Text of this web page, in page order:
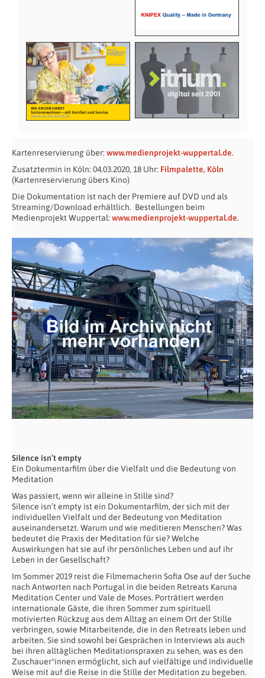
Kartenreservierung über: www.medienprojekt-wuppertal.de.
Zusatztermin in Köln: 04.03.2020, 18 Uhr: Filmpalette, Köln
(Kartenreservierung übers Kino)
Die Dokumentation ist nach der Premiere auf DVD und als
Streaming/Download erhältlich. Bestellungen beim
Medienprojekt Wuppertal: www.medienprojekt-wuppertal.de.
Silence isn’t empty
Ein Dokumentarfilm über die Vielfalt und die Bedeutung von
Meditation
Was passiert, wenn wir alleine in Stille sind?
Silence isn’t empty ist ein Dokumentarfilm, der sich mit der
individuellen Vielfalt und der Bedeutung von Meditation
auseinandersetzt. Warum und wie meditieren Menschen? Was
bedeutet die Praxis der Meditation für sie? Welche
Auswirkungen hat sie auf ihr persönliches Leben und auf ihr
Leben in der Gesellschaft?
Im Sommer 2019 reist die Filmemacherin Sofia Ose auf der Suche
nach Antworten nach Portugal in die beiden Retreats Karuna
Meditation Center und Vale de Moses. Porträtiert werden
internationale Gäste, die ihren Sommer zum spirituell
motivierten Rückzug aus dem Alltag an einem Ort der Stille
verbringen, sowie Mitarbeitende, die in den Retreats leben und
arbeiten. Sie sind sowohl bei Gesprächen in Interviews als auch
bei ihren alltäglichen Meditationspraxen zu sehen, was es den
Zuschauer*innen ermöglicht, sich auf vielfältige und individuelle
Weise mit auf die Reise in die Stille der Meditation zu begeben.